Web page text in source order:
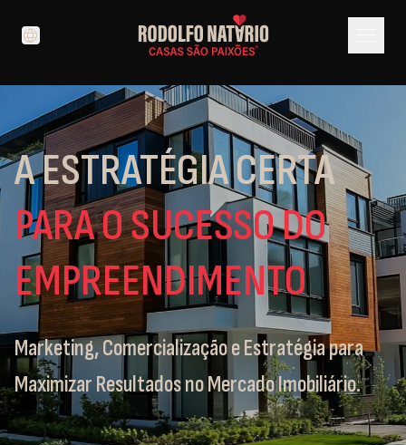
language
A ESTRATÉGIA CERTA
PARA O SUCESSO DO
EMPREENDIMENTO
Marketing, Comercialização e Estratégia para
Maximizar Resultados no Mercado Imobiliário.